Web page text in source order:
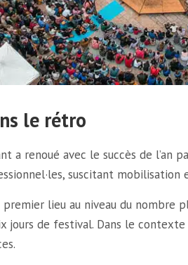
le rétro
a renoué avec le succès de l’an
suscitant mobilisation
lieu au niveau du nombre
jours de festival. Dans le